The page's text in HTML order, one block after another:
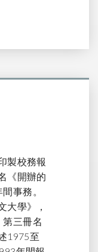
製校務報
《開辦的
事務。
大學》，
三冊名
1975至